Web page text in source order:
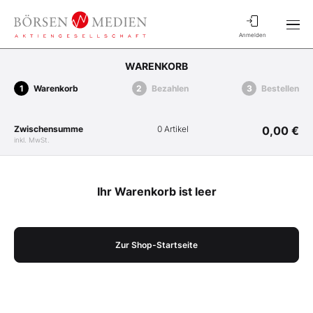
Anmelden
WARENKORB
Warenkorb Bezahlen Bestellen
Zwischensumme
inkl. MwSt.
0 Artikel 0,00 €
Ihr Warenkorb ist leer
Zur Shop-Startseite